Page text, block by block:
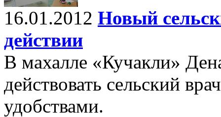
16.01.2012 Новый
действии
В махалле «Кучакли»
действовать сельский
удобствами.